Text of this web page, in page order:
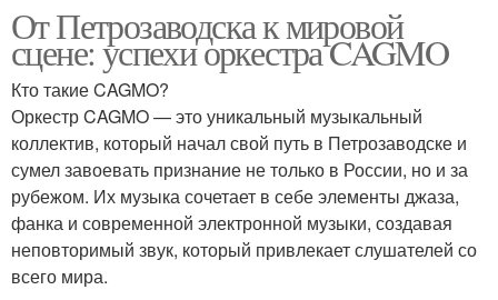
От Петрозаводска к мировой
сцене: успехи оркестра CAGMO
Кто такие CAGMO?
Оркестр CAGMO — это уникальный музыкальный
коллектив, который начал свой путь в Петрозаводске и
сумел завоевать признание не только в России, но и за
рубежом. Их музыка сочетает в себе элементы джаза,
фанка и современной электронной музыки, создавая
неповторимый звук, который привлекает слушателей со
всего мира.